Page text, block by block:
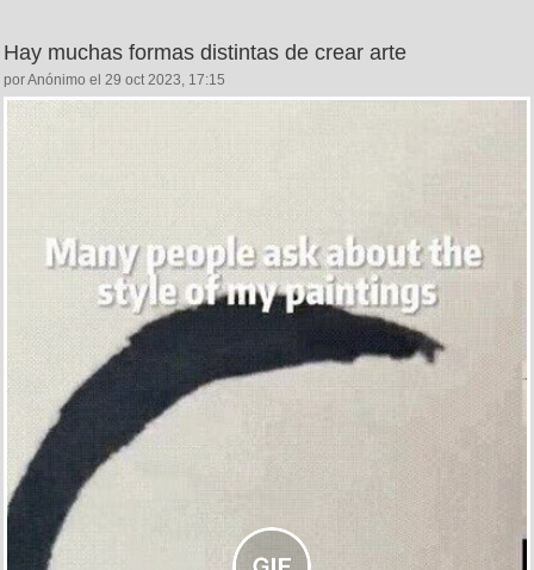
Hay muchas formas distintas de crear arte
por Anónimo el 29 oct 2023, 17:15